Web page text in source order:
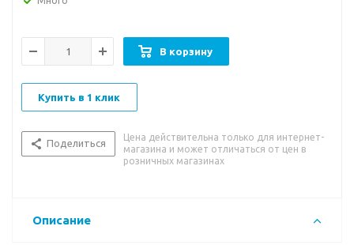
В корзину
Купить в 1 клик
Поделиться
Цена действительна только для интернет-
магазина и может отличаться от цен в
розничных магазинах
Описание